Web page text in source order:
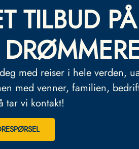
TILBUD PÅ
med reiser i hele verden,
med venner, familien,
tar vi kontakt!